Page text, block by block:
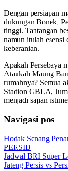
Dengan persiapan
dukungan Bonek,
tinggi. Tantangan
namun itulah esensi
keberanian.
Apakah Persebaya
Ataukah Maung
rumahnya? Semua
Stadion GBLA,
menjadi sajian
Navigasi pos
Hodak Senang
PERSIB
Jadwal BRI Super
Jateng Persis vs